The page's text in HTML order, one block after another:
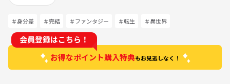
＃身分差 ＃完結 ＃ファンタジー ＃転生 ＃異世界
お得なポイント購入特典もお見逃しなく！
会員登録はこちら！